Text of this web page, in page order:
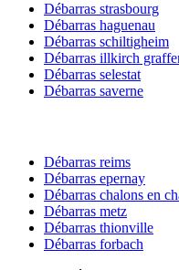
Débarras strasbourg
Débarras haguenau
Débarras schiltigheim
Débarras illkirch
Débarras selestat
Débarras saverne
Débarras reims
Débarras epernay
Débarras chalons en
Débarras metz
Débarras thionville
Débarras forbach